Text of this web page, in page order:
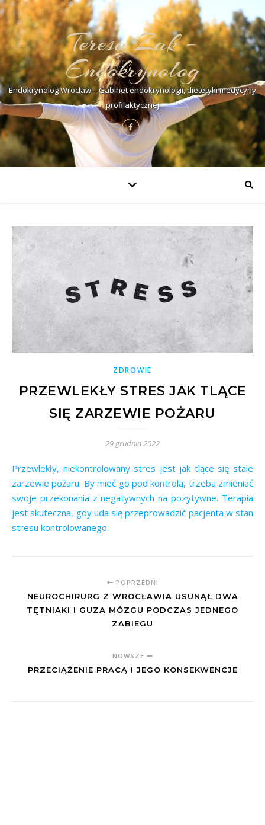
Teresa Żak –
Endokrynolog
Endokrynolog Wrocław – Gabinet endokrynologii, dietetyki medycyny
profilaktycznej
ZDROWIE
PRZEWLEKŁY STRES JAK TLĄCE
SIĘ ZARZEWIE POŻARU
29 grudnia 2022
Przewlekły, niekontrolowany stres jest jak tlące się stale
zarzewie pożaru. By mieć go pod kontrolą, trzeba zmieniać
swoje przekonania z negatywnych na pozytywne. Terapia
jest skuteczna, gdy uda się przeprowadzić pacjenta w stan
stresu kontrolowanego.
POPRZEDNI
NEUROCHIRURG Z WROCŁAWIA USUNĄŁ DWA
TĘTNIAKI I GUZA MÓZGU PODCZAS JEDNEGO
ZABIEGU
NOWSZE
PRZECIĄŻENIE PRACĄ I JEGO KONSEKWENCJE